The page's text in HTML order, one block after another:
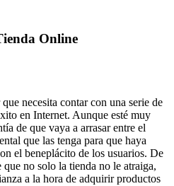
Online
necesita contar con una serie de
en Internet. Aunque esté muy
de que vaya a arrasar entre el
que las tenga para que haya
el beneplácito de los usuarios. De
no solo la tienda no le atraiga,
a la hora de adquirir productos